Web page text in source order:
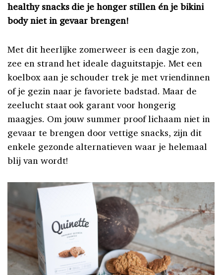
healthy snacks die je honger stillen én je bikini
body niet in gevaar brengen!
Met dit heerlijke zomerweer is een dagje zon,
zee en strand het ideale daguitstapje. Met een
koelbox aan je schouder trek je met vriendinnen
of je gezin naar je favoriete badstad. Maar de
zeelucht staat ook garant voor hongerig
maagjes. Om jouw summer proof lichaam niet in
gevaar te brengen door vettige snacks, zijn dit
enkele gezonde alternatieven waar je helemaal
blij van wordt!